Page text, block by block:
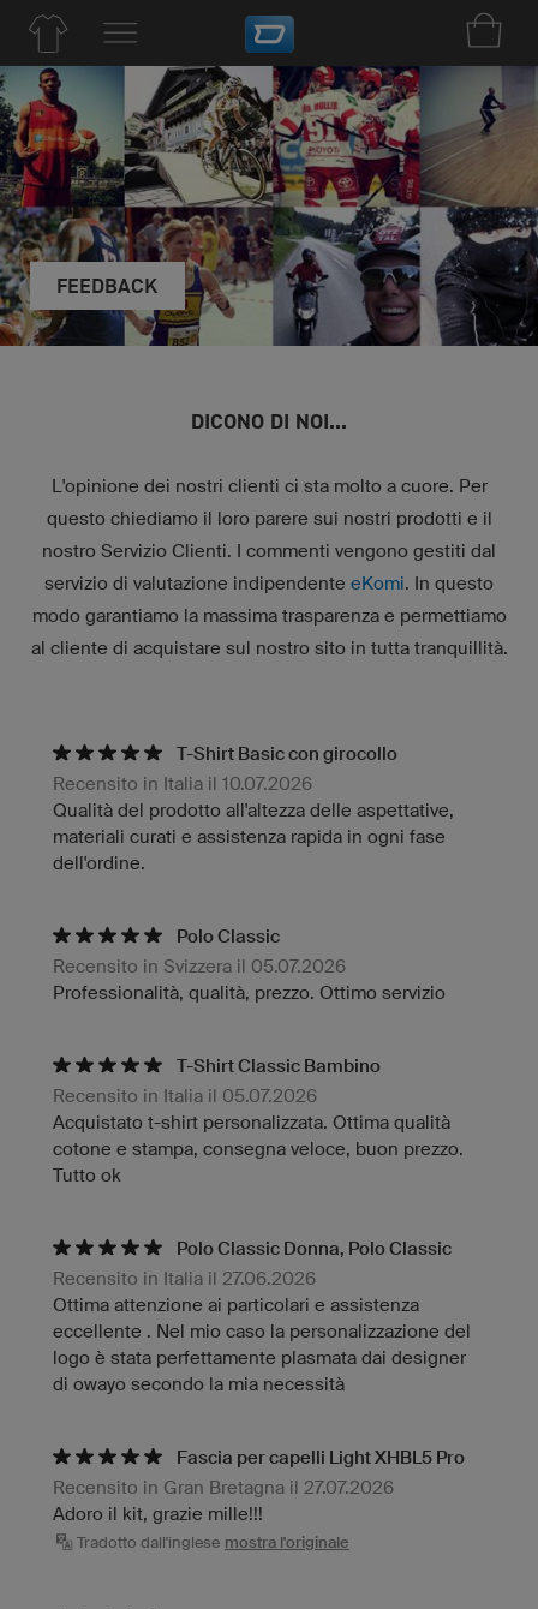
FEEDBACK
DICONO DI NOI...
L'opinione dei nostri clienti ci sta molto a cuore. Per
questo chiediamo il loro parere sui nostri prodotti e il
nostro Servizio Clienti. I commenti vengono gestiti dal
servizio di valutazione indipendente eKomi. In questo
modo garantiamo la massima trasparenza e permettiamo
al cliente di acquistare sul nostro sito in tutta tranquillità.
T-Shirt Basic con girocollo
Recensito in Italia il 10.07.2026
Qualità del prodotto all'altezza delle aspettative,
materiali curati e assistenza rapida in ogni fase
dell'ordine.
Polo Classic
Recensito in Svizzera il 05.07.2026
Professionalità, qualità, prezzo. Ottimo servizio
T-Shirt Classic Bambino
Recensito in Italia il 05.07.2026
Acquistato t-shirt personalizzata. Ottima qualità
cotone e stampa, consegna veloce, buon prezzo.
Tutto ok
Polo Classic Donna, Polo Classic
Recensito in Italia il 27.06.2026
Ottima attenzione ai particolari e assistenza
eccellente . Nel mio caso la personalizzazione del
logo è stata perfettamente plasmata dai designer
di owayo secondo la mia necessità
Fascia per capelli Light XHBL5 Pro
Recensito in Gran Bretagna il 27.07.2026
Adoro il kit, grazie mille!!!
Tradotto dall'inglese mostra l'originale